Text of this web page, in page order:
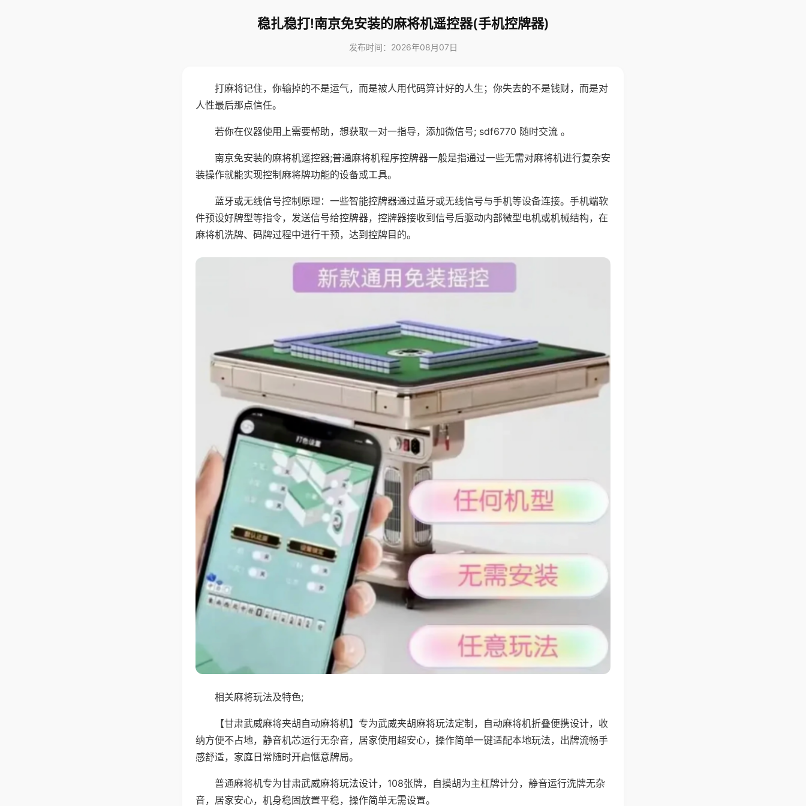
稳扎稳打!南京免安装的麻将机遥控器(手机控牌器)
发布时间：2026年08月07日
打麻将记住，你输掉的不是运气，而是被人用代码算计好的人生；你失去的不是钱财，而是对
人性最后那点信任。
若你在仪器使用上需要帮助，想获取一对一指导，添加微信号; sdf6770 随时交流 。
南京免安装的麻将机遥控器;普通麻将机程序控牌器一般是指通过一些无需对麻将机进行复杂安
装操作就能实现控制麻将牌功能的设备或工具。
蓝牙或无线信号控制原理：一些智能控牌器通过蓝牙或无线信号与手机等设备连接。手机端软
件预设好牌型等指令，发送信号给控牌器，控牌器接收到信号后驱动内部微型电机或机械结构，在
麻将机洗牌、码牌过程中进行干预，达到控牌目的。
相关麻将玩法及特色;
【甘肃武威麻将夹胡自动麻将机】专为武威夹胡麻将玩法定制，自动麻将机折叠便携设计，收
纳方便不占地，静音机芯运行无杂音，居家使用超安心，操作简单一键适配本地玩法，出牌流畅手
感舒适，家庭日常随时开启惬意牌局。
普通麻将机专为甘肃武威麻将玩法设计，108张牌，自摸胡为主杠牌计分，静音运行洗牌无杂
音，居家安心，机身稳固放置平稳，操作简单无需设置。